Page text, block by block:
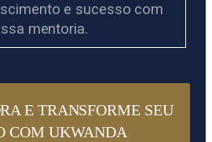
e sucesso com
mentoria.
E TRANSFORME SEU
COM UKWANDA